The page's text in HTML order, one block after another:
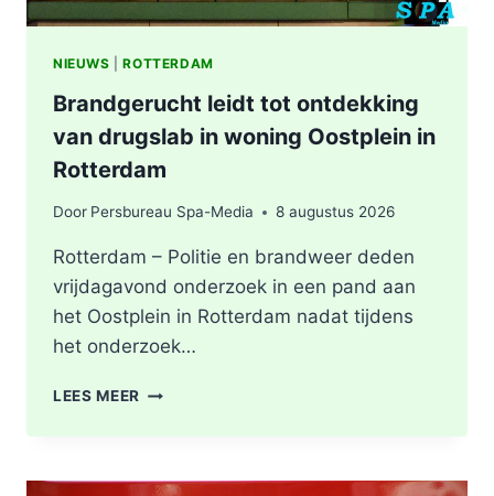
NIEUWS |ROTTERDAM
Brandgerucht leidt tot ontdekking
van drugslab in woning Oostplein in
Rotterdam
Door Persbureau Spa-Media 8 augustus 2026
Rotterdam – Politie en brandweer deden
vrijdagavond onderzoek in een pand aan
het Oostplein in Rotterdam nadat tijdens
het onderzoek…
LEES MEER BRANDGERUCHT
VAN